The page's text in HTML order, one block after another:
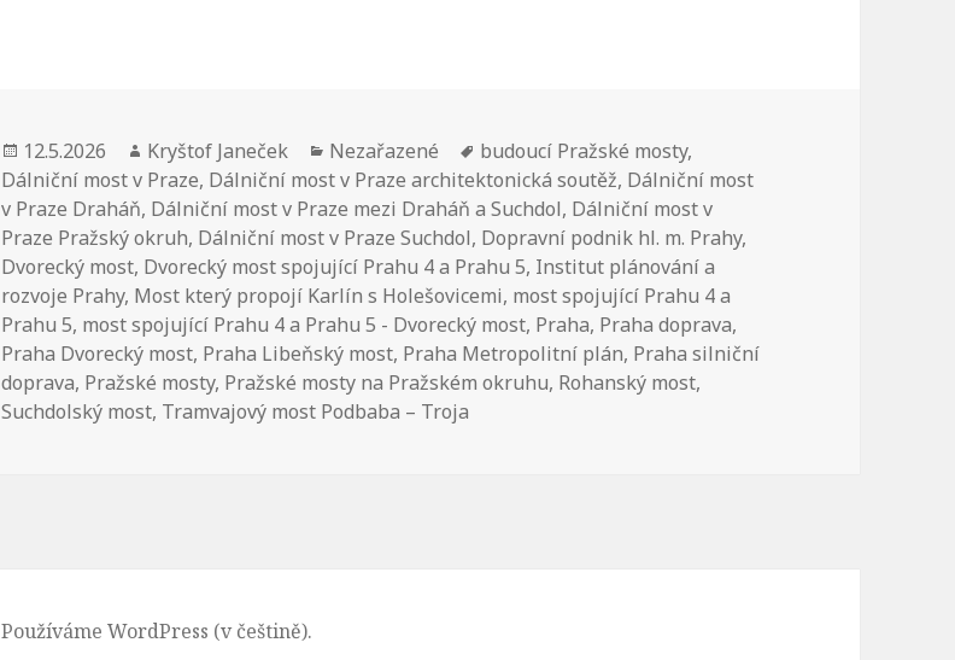
Publikováno:
12.5.2026 Autor:
Kryštof Janeček Rubriky:
Nezařazené Štítky:
budoucí Pražské mosty,
Dálniční most v Praze, Dálniční most v Praze architektonická soutěž, Dálniční most
v Praze Draháň, Dálniční most v Praze mezi Draháň a Suchdol, Dálniční most v
Praze Pražský okruh, Dálniční most v Praze Suchdol, Dopravní podnik hl. m. Prahy,
Dvorecký most, Dvorecký most spojující Prahu 4 a Prahu 5, Institut plánování a
rozvoje Prahy, Most který propojí Karlín s Holešovicemi, most spojující Prahu 4 a
Prahu 5, most spojující Prahu 4 a Prahu 5 - Dvorecký most, Praha, Praha doprava,
Praha Dvorecký most, Praha Libeňský most, Praha Metropolitní plán, Praha silniční
doprava, Pražské mosty, Pražské mosty na Pražském okruhu, Rohanský most,
Suchdolský most, Tramvajový most Podbaba – Troja
Používáme WordPress (v češtině).